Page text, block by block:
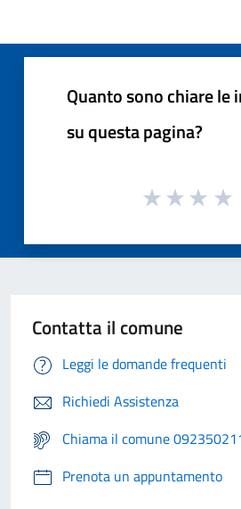
Quanto sono chiare le
su questa pagina?
Contatta il comune
Leggi le domande frequenti
Richiedi Assistenza
Chiama il comune
Prenota un appuntamento